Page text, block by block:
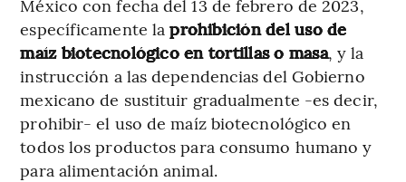
México con fecha del 13 de febrero de 2023,
específicamente laprohibición del uso de
maíz biotecnológico en tortillas o masa, y la
instrucción a las dependencias del Gobierno
mexicano de sustituir gradualmente -es decir,
prohibir- el uso de maíz biotecnológico en
todos los productos para consumo humano y
para alimentación animal.